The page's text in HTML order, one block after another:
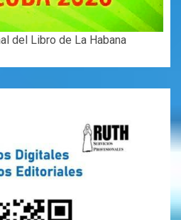
del Libro de La Habana